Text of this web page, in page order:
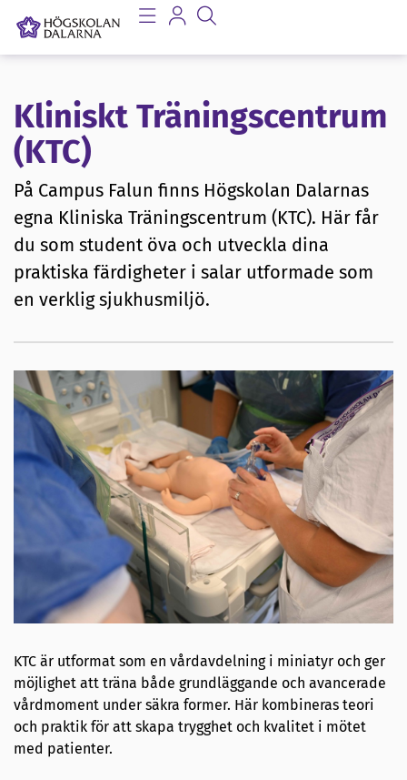
Kliniskt Träningscentrum
(KTC)
På Campus Falun finns Högskolan Dalarnas
egna Kliniska Träningscentrum (KTC). Här får
du som student öva och utveckla dina
praktiska färdigheter i salar utformade som
en verklig sjukhusmiljö.
KTC är utformat som en vårdavdelning i miniatyr och ger
möjlighet att träna både grundläggande och avancerade
vårdmoment under säkra former. Här kombineras teori
och praktik för att skapa trygghet och kvalitet i mötet
med patienter.